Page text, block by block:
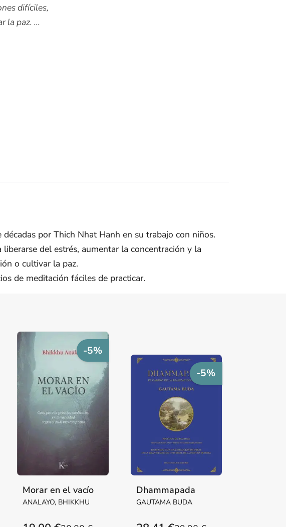
difíciles,
la paz. ...
por Thich Nhat Hanh en su trabajo con niños.
del estrés, aumentar la concentración y la
o cultivar la paz.
de meditación fáciles de practicar.
-5%
Morar en el vacío
ANALAYO, BHIKKHU
-5%
Dhammapada
GAUTAMA BUDA